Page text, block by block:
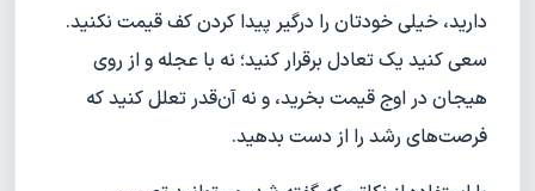
دارید، خیلی خودتان را درگیر پیدا کردن کف قیمت نکنید.
سعی کنید یک تعادل برقرار کنید؛ نه با عجله و از روی
هیجان در اوج قیمت بخرید، و نه آن‌قدر تعلل کنید که
فرصت‌های رشد را از دست بدهید.